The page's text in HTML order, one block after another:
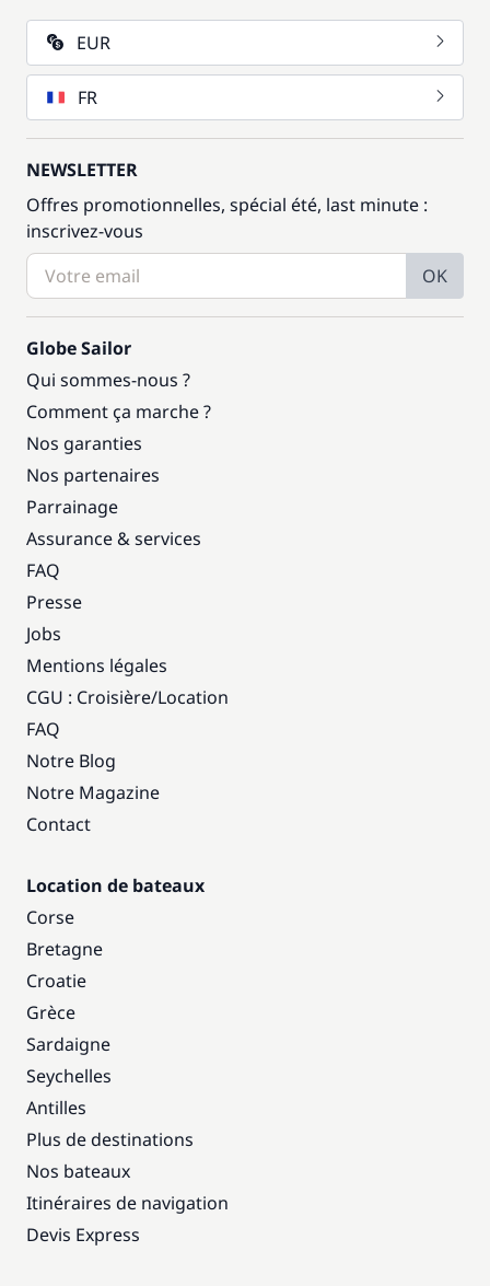
EUR
FR
NEWSLETTER
Offres promotionnelles, spécial été, last minute :
inscrivez-vous
OK
Globe Sailor
Qui sommes-nous ?
Comment ça marche ?
Nos garanties
Nos partenaires
Parrainage
Assurance & services
FAQ
Presse
Jobs
Mentions légales
CGU : Croisière/Location
FAQ
Notre Blog
Notre Magazine
Contact
Location de bateaux
Corse
Bretagne
Croatie
Grèce
Sardaigne
Seychelles
Antilles
Plus de destinations
Nos bateaux
Itinéraires de navigation
Devis Express